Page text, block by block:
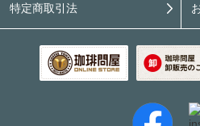
特定商取引法